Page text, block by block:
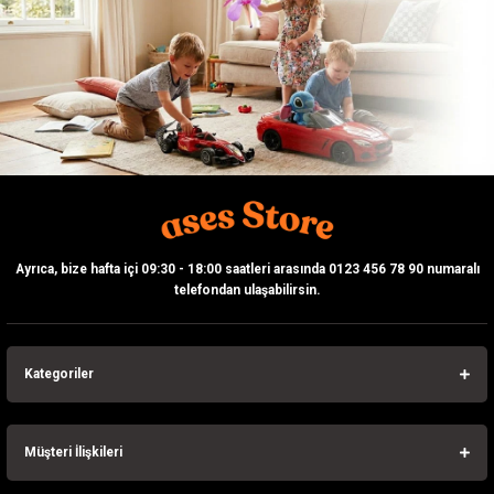
Gönder
Ayrıca, bize hafta içi 09:30 - 18:00 saatleri arasında 0123 456 78 90 numaralı
telefondan ulaşabilirsin.
Kategoriler
Müşteri İlişkileri